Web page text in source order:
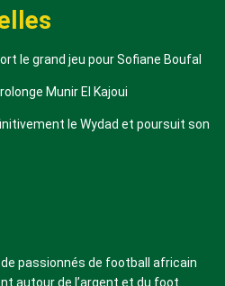
le grand jeu pour Sofiane Boufal
Munir El Kajoui
le Wydad et poursuit son
passionnés de football africain
autour de l’argent et du foot.